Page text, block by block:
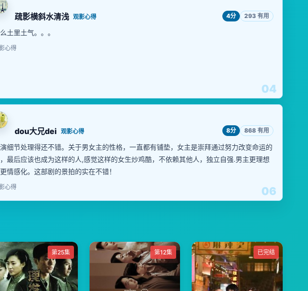
04
疏影横斜水清浅 观影心得 4分 293 有用
土里土气。。。
心得
06
dou大兄dei 观影心得 8分 868 有用
细节处理得还不错。关于男女主的性格，一直都有铺垫，女主是崇拜通过努力改变命运的
最后应该也成为这样的人,感觉这样的女生炒鸡酷，不依赖其他人，独立自强.男主更理想
情感化。这部剧的景拍的实在不错！
心得
第25集 第12集 已完结